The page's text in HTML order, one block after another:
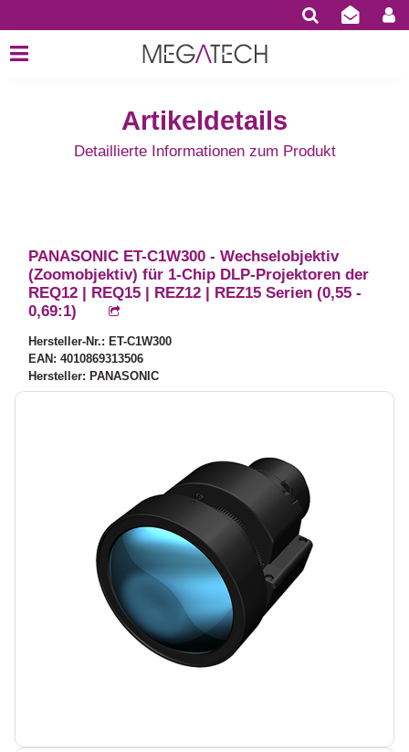
Artikeldetails
Detaillierte Informationen zum Produkt
PANASONIC ET-C1W300 - Wechselobjektiv
(Zoomobjektiv) für 1-Chip DLP-Projektoren der
REQ12 | REQ15 | REZ12 | REZ15 Serien (0,55 -
0,69:1)
Hersteller-Nr.: ET-C1W300
EAN: 4010869313506
Hersteller: PANASONIC